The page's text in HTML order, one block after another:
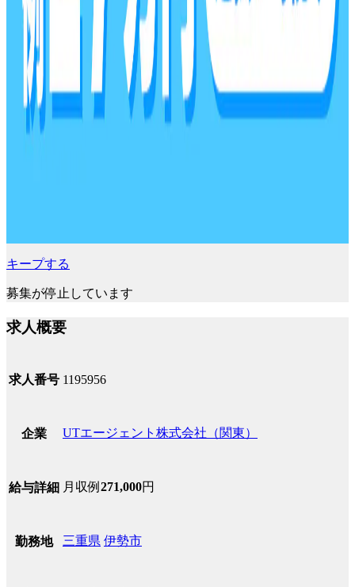
キープする
募集が停止しています
求人概要
求人番号 1195956
企業 UTエージェント株式会社（関東）
給与詳細 月収例 271,000円
勤務地 三重県 伊勢市